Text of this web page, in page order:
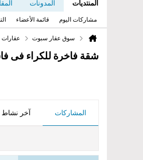
المنتديات المدونات
مشاركات اليوم قائمة الأعضاء
سوق عقار سبوت
شقة فاخرة للكراء فى
المشاركات آخر نشاط